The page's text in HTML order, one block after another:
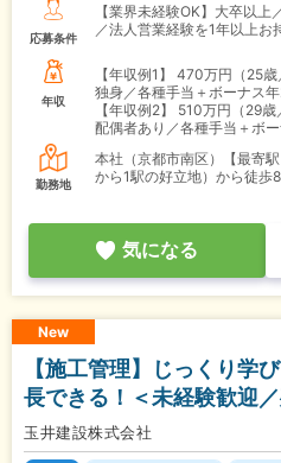
応募条件
【業界未経験OK】大卒以上
／法人営業経験を1年以上お
年収
【年収例1】
470万円（25歳
独身／各種手当＋ボーナス年
【年収例2】
510万円（29歳
配偶者あり／各種手当＋ボー
勤務地
本社（京都市南区）【最寄
から1駅の好立地）から徒歩8
気になる
New
【施工管理】じっくり学
長できる！＜未経験歓迎
玉井建設株式会社